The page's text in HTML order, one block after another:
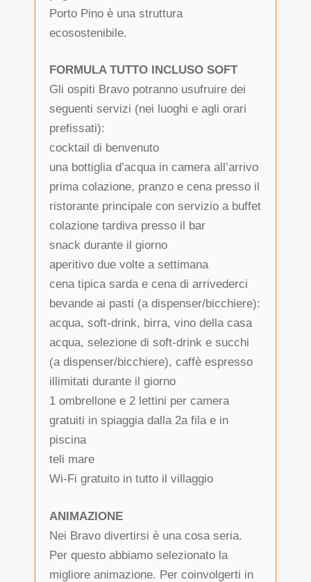
Porto Pino è una struttura
ecosostenibile.
FORMULA TUTTO INCLUSO SOFT
Gli ospiti Bravo potranno usufruire dei
seguenti servizi (nei luoghi e agli orari
prefissati):
cocktail di benvenuto
una bottiglia d’acqua in camera all’arrivo
prima colazione, pranzo e cena presso il
ristorante principale con servizio a buffet
colazione tardiva presso il bar
snack durante il giorno
aperitivo due volte a settimana
cena tipica sarda e cena di arrivederci
bevande ai pasti (a dispenser/bicchiere):
acqua, soft-drink, birra, vino della casa
acqua, selezione di soft-drink e succhi
(a dispenser/bicchiere), caffè espresso
illimitati durante il giorno
1 ombrellone e 2 lettini per camera
gratuiti in spiaggia dalla 2a fila e in
piscina
teli mare
Wi-Fi gratuito in tutto il villaggio
ANIMAZIONE
Nei Bravo divertirsi è una cosa seria.
Per questo abbiamo selezionato la
migliore animazione. Per coinvolgerti in